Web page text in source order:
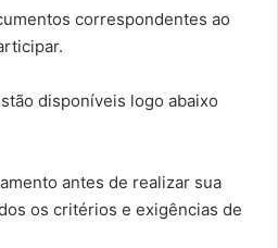
correspondentes ao
disponíveis logo abaixo
antes de realizar sua
os critérios e exigências de